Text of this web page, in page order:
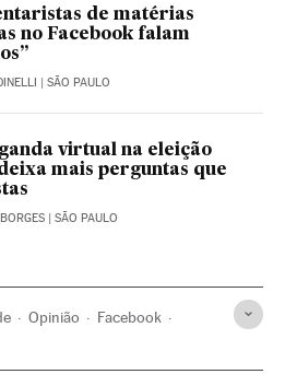
de matérias
no Facebook falam
| SÃO PAULO
virtual na eleição
mais perguntas que
| SÃO PAULO
Opinião Facebook